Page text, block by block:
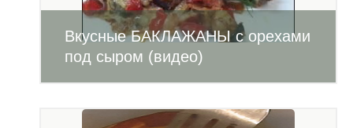
Вкусные БАКЛАЖАНЫ с орехами
под сыром (видео)